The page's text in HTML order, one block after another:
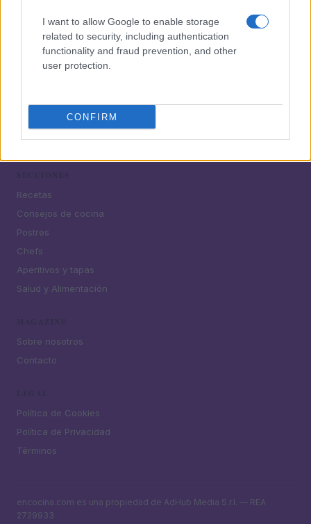
I want to allow Google to enable storage
related to security, including authentication
functionality and fraud prevention, and other
user protection.
CONFIRM
¿Tienes hambre? Recetas, consejos de cocina y guías
Recetas
Consejos de cocina
Postres
Chefs
Aperitivos y tapas
Salud y Alimentación
Sobre nosotros
Contacto
Política de Cookies
Política de Privacidad
Términos
encocina.com es una propiedad de AdHub Media S.r.l. — REA
2729933